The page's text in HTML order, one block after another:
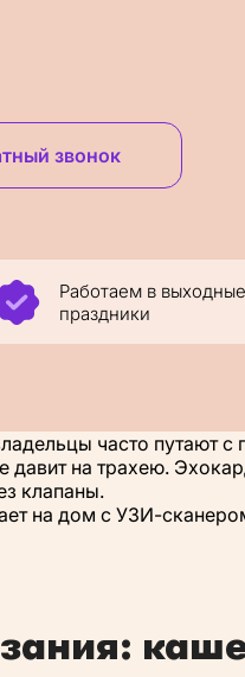
звонок
Работаем в
праздники
часто путают
давит на трахею.
клапаны.
на дом с УЗИ-